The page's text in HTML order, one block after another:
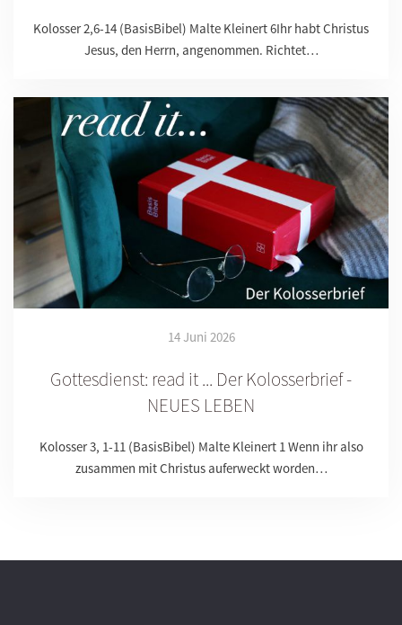
Kolosser 2,6-14 (BasisBibel) Malte Kleinert 6Ihr habt Christus
Jesus, den Herrn, angenommen. Richtet…
14 Juni 2026
Gottesdienst: read it ... Der Kolosserbrief -
NEUES LEBEN
Kolosser 3, 1-11 (BasisBibel) Malte Kleinert 1 Wenn ihr also
zusammen mit Christus auferweckt worden…